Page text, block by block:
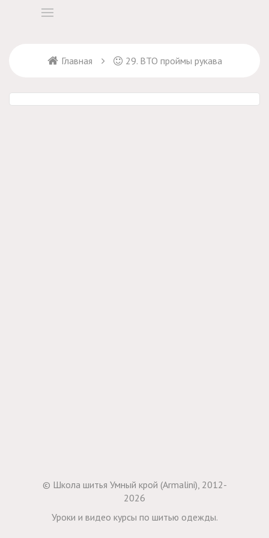
Главная 29. ВТО проймы рукава
© Школа шитья Умный крой (Armalini), 2012-
2026
Уроки и видео курсы по шитью одежды.